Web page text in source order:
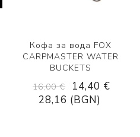
Кофа за вода FOX
CARPMASTER WATER
BUCKETS
16,00 €
14,40 €
28,16 (BGN)